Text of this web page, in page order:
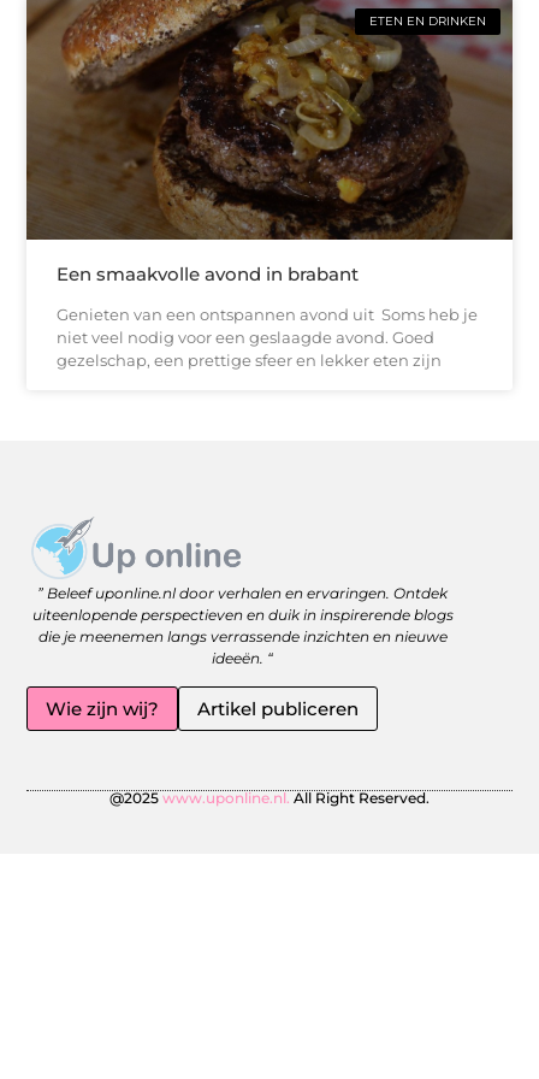
ETEN EN DRINKEN
Een smaakvolle avond in brabant
Genieten van een ontspannen avond uit Soms heb je
niet veel nodig voor een geslaagde avond. Goed
gezelschap, een prettige sfeer en lekker eten zijn
” Beleef uponline.nl door verhalen en ervaringen. Ontdek
uiteenlopende perspectieven en duik in inspirerende blogs
die je meenemen langs verrassende inzichten en nieuwe
ideeën. “
Wie zijn wij? Artikel publiceren
@2025 www.uponline.nl. All Right Reserved.